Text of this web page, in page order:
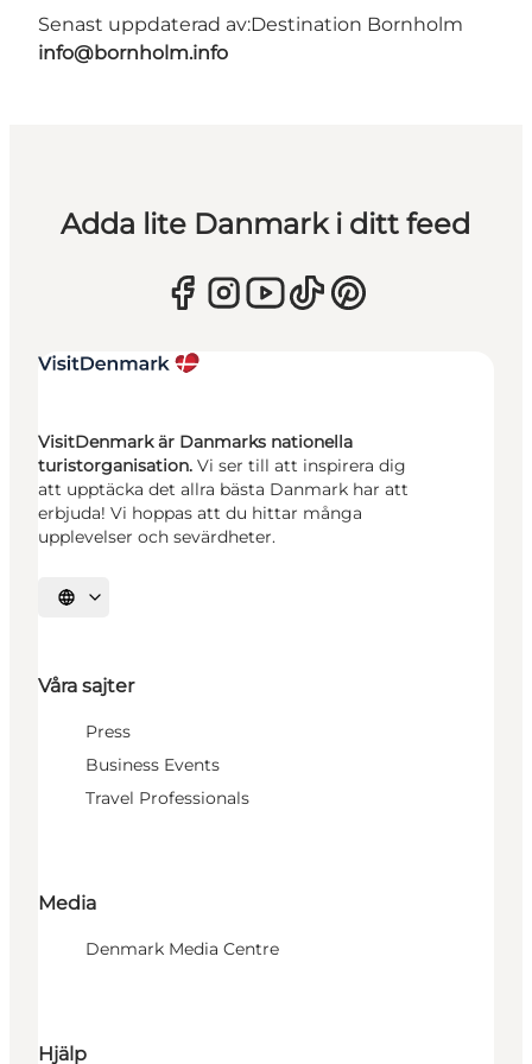
Senast uppdaterad av:Destination Bornholm
info@bornholm.info
Adda lite Danmark i ditt feed
VisitDenmark är Danmarks nationella
turistorganisation. Vi ser till att inspirera dig
att upptäcka det allra bästa Danmark har att
erbjuda! Vi hoppas att du hittar många
upplevelser och sevärdheter.
Välj språk
Våra sajter
Press
Business Events
Travel Professionals
Media
Denmark Media Centre
Hjälp